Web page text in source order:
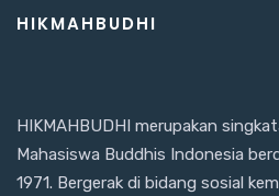
HIKMAHBUDHI
HIKMAHBUDHI merupakan
Mahasiswa Buddhis Indonesia
1971. Bergerak di bidang sosial